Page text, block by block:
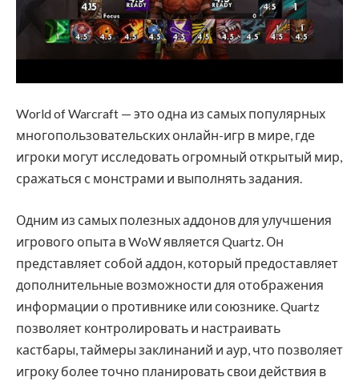
World of Warcraft — это одна из самых популярных
многопользовательских онлайн-игр в мире, где
игроки могут исследовать огромный открытый мир,
сражаться с монстрами и выполнять задания.
Одним из самых полезных аддонов для улучшения
игрового опыта в WoW является Quartz. Он
представляет собой аддон, который предоставляет
дополнительные возможности для отображения
информации о противнике или союзнике. Quartz
позволяет контролировать и настраивать
кастбары, таймеры заклинаний и аур, что позволяет
игроку более точно планировать свои действия в